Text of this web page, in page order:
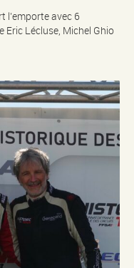
l’emporte avec 6
Eric Lécluse, Michel Ghio